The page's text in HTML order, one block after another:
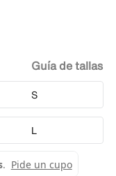
S
L
Guía de tallas